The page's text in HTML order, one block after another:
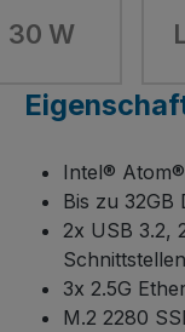
30 W
Intel®
Bis zu 32GB
2x USB 3.2,
3x 2.5G
M.2 2280